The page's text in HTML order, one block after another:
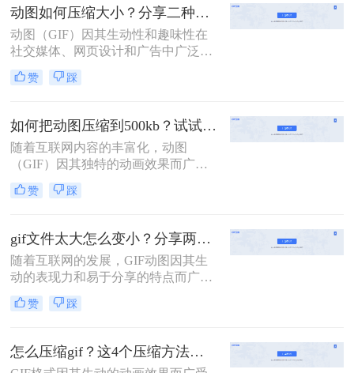
呢？本文将介绍三种动图压缩方法，
旨在帮助你轻松减小动图文件大小，
同时尽量保持其视觉质量。
动图如何压缩大小？分享二种实用压缩方法！
动图（GIF）因其生动性和趣味性在
社交媒体、网页设计和广告中广泛应
用。然而，动图文件往往较大，会影
响加载速度和用户体验。因此，压缩
动图如何压缩大小呢？本文将介绍两
种动图压缩方法。
赞 踩
如何把动图压缩到500kb？试试这二种压缩方法！
随着互联网内容的丰富化，动图
（GIF）因其独特的动画效果而广受
欢迎。然而，过大的文件体积不仅影
响加载速度，还可能限制其在某些平
500kb呢？本文将介绍两种将动图压
缩到500KB的方法。
赞 踩
gif文件太大怎么变小？分享两种方法详解！
随着互联网的发展，GIF动图因其生
动的表现力和易于分享的特点而广受
欢迎。然而，较大的GIF文件不仅占
用大量存储空间，还会拖慢网页加载
大怎么变小呢？本文将介绍两种不同
的方法来压缩GIF文件，使其体积变
赞 踩
怎么压缩gif？这4个压缩方法快来学！